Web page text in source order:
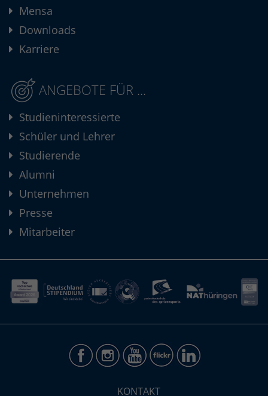
Mensa
Downloads
Karriere
ANGEBOTE FÜR ...
Studieninteressierte
Schüler und Lehrer
Studierende
Alumni
Unternehmen
Presse
Mitarbeiter
KONTAKT